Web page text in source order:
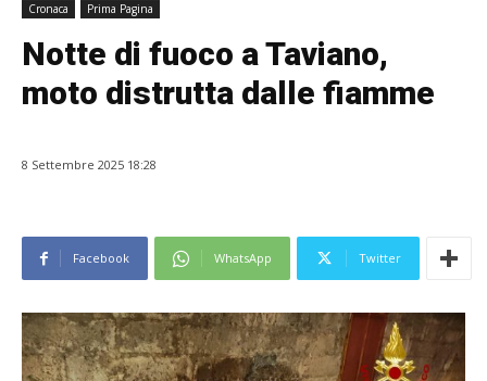
Cronaca Prima Pagina
Notte di fuoco a Taviano,
moto distrutta dalle fiamme
8 Settembre 2025 18:28
Facebook WhatsApp Twitter